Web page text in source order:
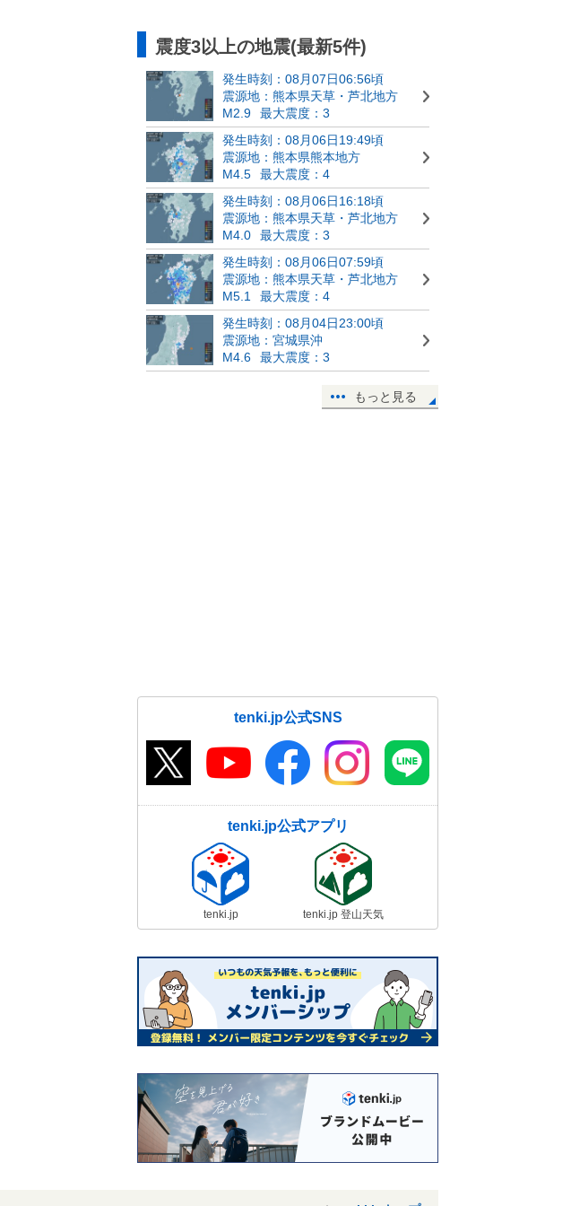
震度3以上の地震(最新5件)
発生時刻：08月07日06:56頃
震源地：熊本県天草・芦北地方
M2.9
最大震度：3
発生時刻：08月06日19:49頃
震源地：熊本県熊本地方
M4.5
最大震度：4
発生時刻：08月06日16:18頃
震源地：熊本県天草・芦北地方
M4.0
最大震度：3
発生時刻：08月06日07:59頃
震源地：熊本県天草・芦北地方
M5.1
最大震度：4
発生時刻：08月04日23:00頃
震源地：宮城県沖
M4.6
最大震度：3
もっと見る
tenki.jp公式SNS
tenki.jp公式アプリ
tenki.jp tenki.jp 登山天気